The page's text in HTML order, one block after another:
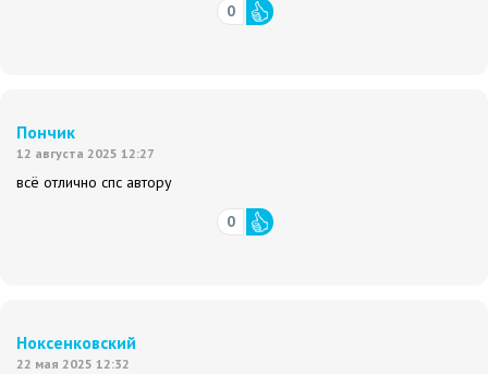
0
Пончик
12 августа 2025 12:27
всё отлично спс автору
0
Ноксенковский
22 мая 2025 12:32